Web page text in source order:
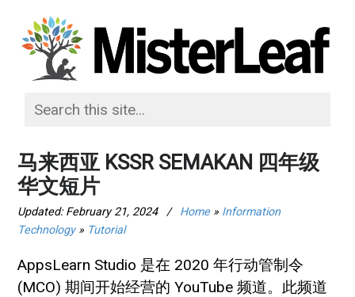
马来西亚 KSSR SEMAKAN 四年级
华文短片
Updated: February 21, 2024 / Home» Information
Technology» Tutorial
AppsLearn Studio 是在 2020 年行动管制令
(MCO) 期间开始经营的 YouTube 频道。此频道